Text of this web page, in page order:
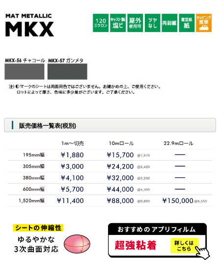
販売価格一覧表(税別)